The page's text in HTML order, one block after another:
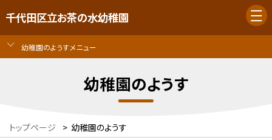
千代田区立お茶の水幼稚園
幼稚園のようすメニュー
幼稚園のようす
トップページ > 幼稚園のようす